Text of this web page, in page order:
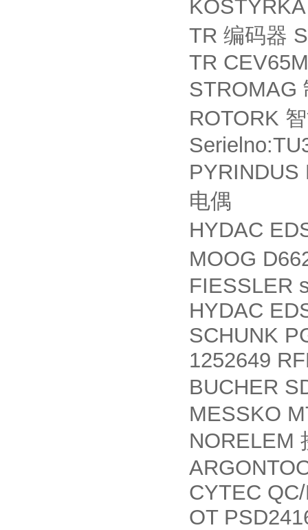
TR 编码器
TR
STROMAG
ROTORK
电偶
HYDAC
MOOG
FIESSLER
HYDAC
SCHUNK
1252649
BUCHER
MESSKO
NORELEM
CYTEC
OT